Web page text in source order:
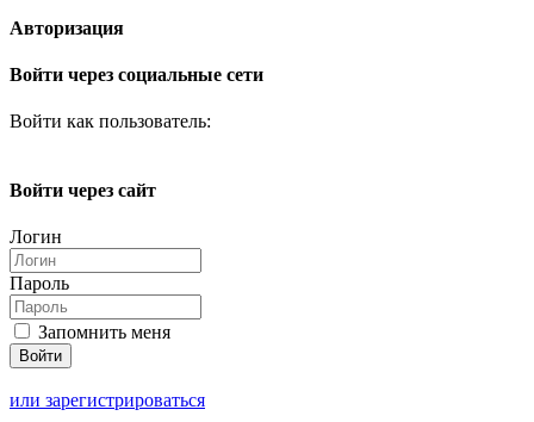
Авторизация
Войти через социальные сети
Войти как пользователь:
Войти через сайт
Логин
Пароль
Запомнить меня
или зарегистрироваться